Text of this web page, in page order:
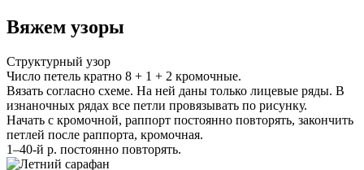
Вяжем узоры
Структурный узор
Число петель кратно 8 + 1 + 2 кромочные.
Вязать согласно схеме. На ней даны только лицевые ряды. В
изнаночных рядах все петли провязывать по рисунку.
Начать с кромочной, раппорт постоянно повторять, закончить
петлей после раппорта, кромочная.
1–40-й р. постоянно повторять.